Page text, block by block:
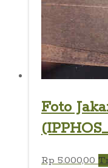
Foto
Rp 5.000,00